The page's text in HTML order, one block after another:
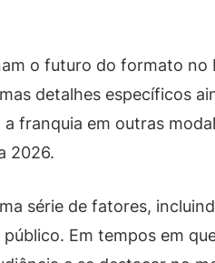
o futuro do formato no
detalhes específicos
franquia em outras
2026.
série de fatores,
Em tempos em